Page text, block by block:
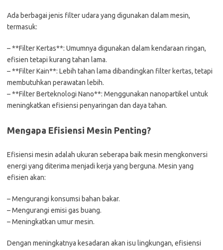
Ada berbagai jenis filter udara yang digunakan dalam mesin,
termasuk:
– **Filter Kertas**: Umumnya digunakan dalam kendaraan ringan,
efisien tetapi kurang tahan lama.
– **Filter Kain**: Lebih tahan lama dibandingkan filter kertas, tetapi
membutuhkan perawatan lebih.
– **Filter Berteknologi Nano**: Menggunakan nanopartikel untuk
meningkatkan efisiensi penyaringan dan daya tahan.
Mengapa Efisiensi Mesin Penting?
Efisiensi mesin adalah ukuran seberapa baik mesin mengkonversi
energi yang diterima menjadi kerja yang berguna. Mesin yang
efisien akan:
– Mengurangi konsumsi bahan bakar.
– Mengurangi emisi gas buang.
– Meningkatkan umur mesin.
Dengan meningkatnya kesadaran akan isu lingkungan, efisiensi